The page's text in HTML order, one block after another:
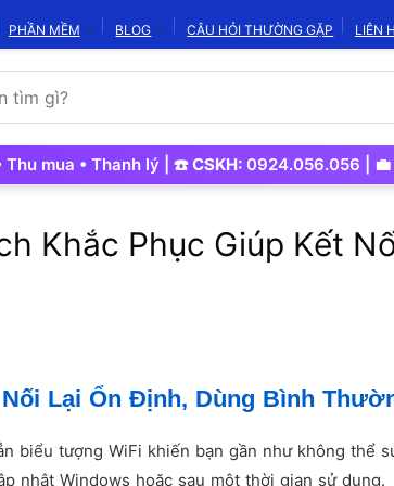
PHẦN MỀM BLOG CÂU HỎI THƯỜNG GẶP LIÊN
• Thanh lý | ☎️ CSKH:0924.056.056 | 💼Kinh
Khắc Phục Giúp Kết
Lại Ổn Định, Dùng Bình
biểu tượng WiFi khiến bạn gần như không thể
nhật Windows hoặc sau một thời gian sử dụng.